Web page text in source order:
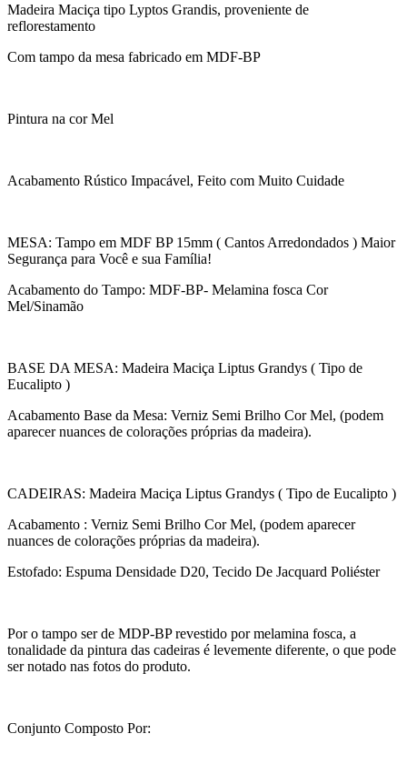
Madeira Maciça tipo Lyptos Grandis, proveniente de
reflorestamento
Com tampo da mesa fabricado em MDF-BP
Pintura na cor Mel
Acabamento Rústico Impacável, Feito com Muito Cuidade
MESA: Tampo em MDF BP 15mm ( Cantos Arredondados ) Maior
Segurança para Você e sua Família!
Acabamento do Tampo: MDF-BP- Melamina fosca Cor
Mel/Sinamão
BASE DA MESA: Madeira Maciça Liptus Grandys ( Tipo de
Eucalipto )
Acabamento Base da Mesa: Verniz Semi Brilho Cor Mel, (podem
aparecer nuances de colorações próprias da madeira).
CADEIRAS: Madeira Maciça Liptus Grandys ( Tipo de Eucalipto )
Acabamento : Verniz Semi Brilho Cor Mel, (podem aparecer
nuances de colorações próprias da madeira).
Estofado: Espuma Densidade D20, Tecido De Jacquard Poliéster
Por o tampo ser de MDP-BP revestido por melamina fosca, a
tonalidade da pintura das cadeiras é levemente diferente, o que pode
ser notado nas fotos do produto.
Conjunto Composto Por: